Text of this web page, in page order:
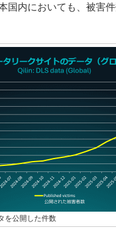
国内においても、被害
を公開した件数